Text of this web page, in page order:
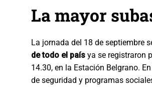
La mayor
La jornada del 18 de septiembre
de todo el país ya se registraron
14.30, en la Estación Belgrano.
de seguridad y programas